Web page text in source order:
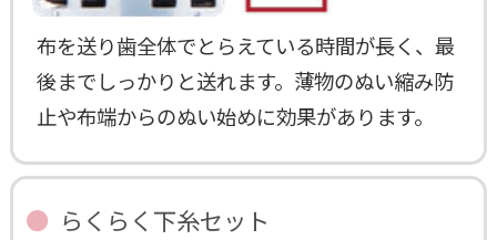
布を送り歯全体でとらえている時間が長く、最
後までしっかりと送れます。薄物のぬい縮み防
止や布端からのぬい始めに効果があります。
らくらく下糸セット